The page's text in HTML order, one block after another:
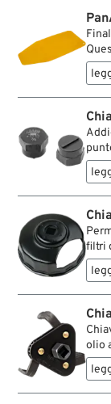
può
del
del
filtri
tutti
olio
3/8"